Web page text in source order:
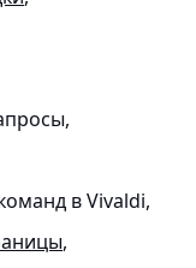
в Vivaldi,
,